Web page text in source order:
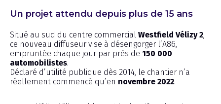
Un projet attendu depuis plus de 15 ans
Situé au sud du centre commercial Westfield Vélizy 2
ce nouveau diffuseur vise à désengorger l’A86,
empruntée chaque jour par près de 150 000
automobilistes.
Déclaré d’utilité publique dès 2014, le chantier n’a
réellement commencé qu’en novembre 2022.